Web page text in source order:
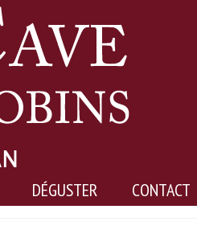
DÉGUSTER CONTACT